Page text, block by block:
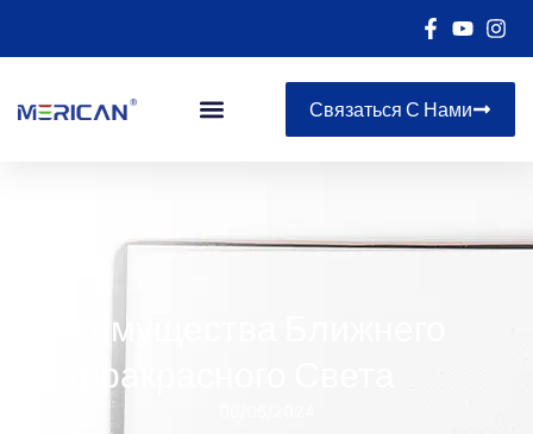
Связаться С Нами
Преимущества Ближнего
Инфракрасного Света